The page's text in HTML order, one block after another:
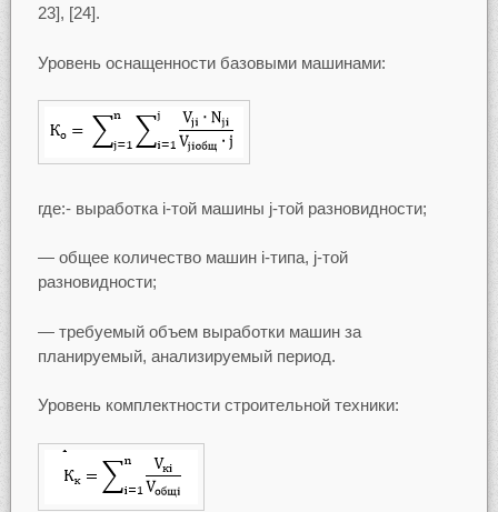
23], [24].
Уровень оснащенности базовыми машинами:
где:- выработка i-той машины j-той разновидности;
— общее количество машин i-типа, j-той
разновидности;
— требуемый объем выработки машин за
планируемый, анализируемый период.
Уровень комплектности строительной техники: